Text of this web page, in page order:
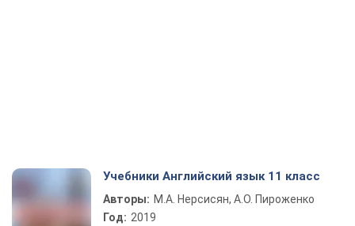
Учебники Английский язык 11 класс
Авторы: М.А. Нерсисян, А.О. Пироженко
Год: 2019